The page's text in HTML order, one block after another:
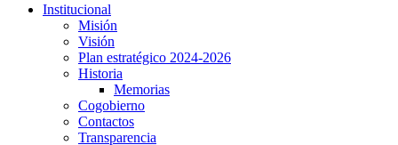
Institucional
Misión
Visión
Plan estratégico 2024-2026
Historia
Memorias
Cogobierno
Contactos
Transparencia